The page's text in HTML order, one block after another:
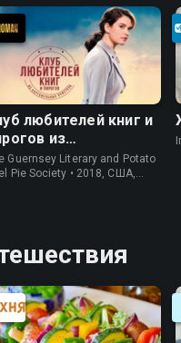
любителей книг и
из
Guernsey Literary and Potato
Pie Society • 2018, США,